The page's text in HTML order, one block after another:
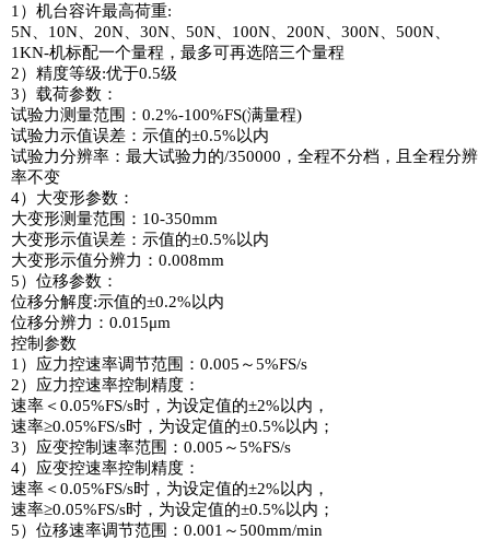
1）机台容许最高荷重:
5N、10N、20N、30N、50N、100N、200N、300N、500N、
1KN-机标配一个量程，最多可再选陪三个量程
2）精度等级:优于0.5级
3）载荷参数：
试验力测量范围：0.2%-100%FS(满量程)
试验力示值误差：示值的±0.5%以内
试验力分辨率：最大试验力的/350000，全程不分档，且全程分辨
率不变
4）大变形参数：
大变形测量范围：10-350mm
大变形示值误差：示值的±0.5%以内
大变形示值分辨力：0.008mm
5）位移参数：
位移分解度:示值的±0.2%以内
位移分辨力：0.015μm
控制参数
1）应力控速率调节范围：0.005～5%FS/s
2）应力控速率控制精度：
速率＜0.05%FS/s时，为设定值的±2%以内，
速率≥0.05%FS/s时，为设定值的±0.5%以内；
3）应变控制速率范围：0.005～5%FS/s
4）应变控速率控制精度：
速率＜0.05%FS/s时，为设定值的±2%以内，
速率≥0.05%FS/s时，为设定值的±0.5%以内；
5）位移速率调节范围：0.001～500mm/min